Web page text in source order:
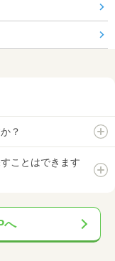
？
ことはできます
へ